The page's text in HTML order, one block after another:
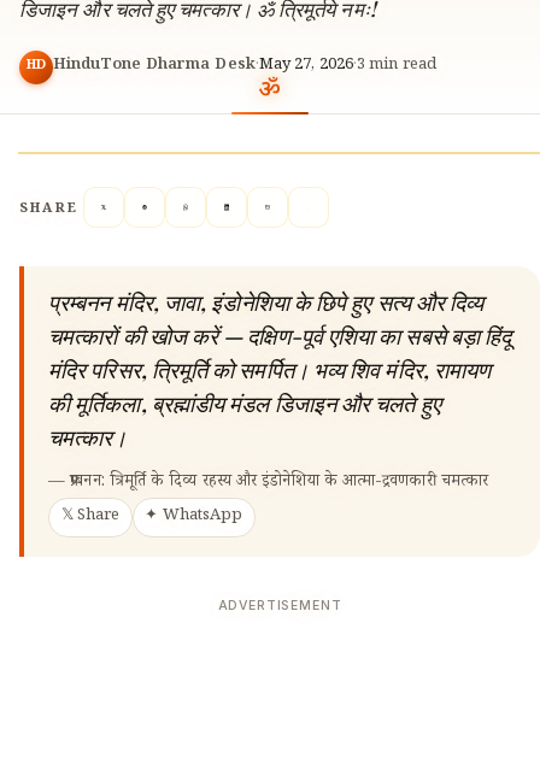
डिजाइन और चलते हुए चमत्कार। ॐ त्रिमूर्तये नमः!
HD HinduTone Dharma Desk·May 27, 2026·3 min read
SHARE
प्रम्बनन मंदिर, जावा, इंडोनेशिया के छिपे हुए सत्य और दिव्य
चमत्कारों की खोज करें — दक्षिण-पूर्व एशिया का सबसे बड़ा हिंदू
मंदिर परिसर, त्रिमूर्ति को समर्पित। भव्य शिव मंदिर, रामायण
की मूर्तिकला, ब्रह्मांडीय मंडल डिजाइन और चलते हुए
चमत्कार।
—प्रम्बनन: त्रिमूर्ति के दिव्य रहस्य और इंडोनेशिया के आत्मा-द्रवणकारी चमत्कार
𝕏 Share ✦ WhatsApp
ADVERTISEMENT